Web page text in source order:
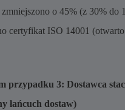
o 45% (z 30% do
certyfikat ISO 14001
przypadku 3: Dostawca
łańcuch dostaw)